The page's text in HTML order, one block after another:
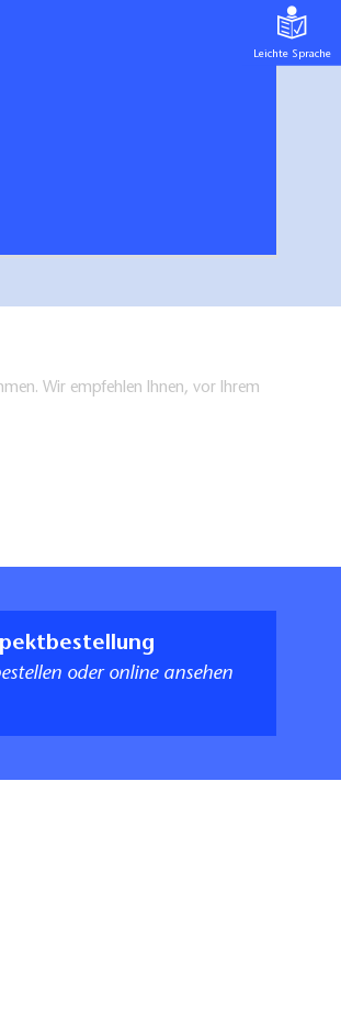
Wir empfehlen Ihnen, vor Ihrem
oder online ansehen
Leichte Sprache